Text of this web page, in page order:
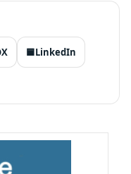
X 🟦LinkedIn